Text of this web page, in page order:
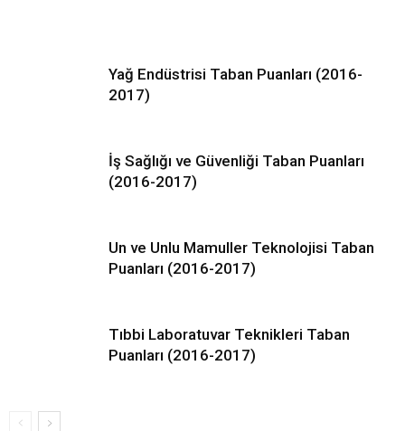
Yağ Endüstrisi Taban Puanları (2016-
2017)
İş Sağlığı ve Güvenliği Taban Puanları
(2016-2017)
Un ve Unlu Mamuller Teknolojisi Taban
Puanları (2016-2017)
Tıbbi Laboratuvar Teknikleri Taban
Puanları (2016-2017)